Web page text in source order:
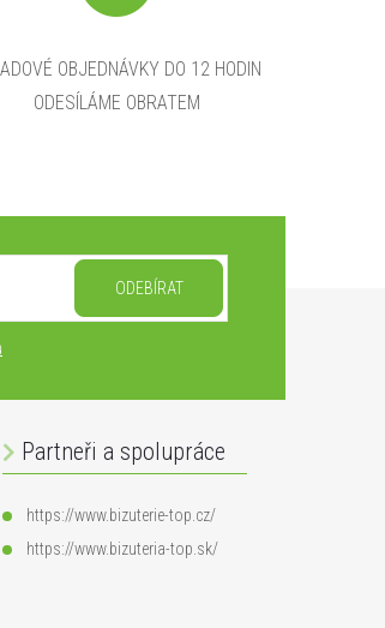
OBJEDNÁVKY DO 12 HODIN
ODESÍLÁME OBRATEM
ODEBÍRAT
Partneři a spolupráce
https://www.bizuterie-top.cz/
https://www.bizuteria-top.sk/